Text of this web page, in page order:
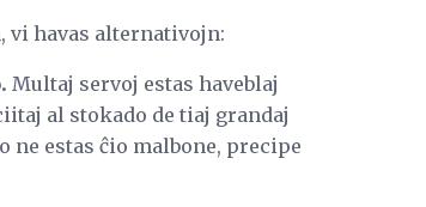
vi havas alternativojn:
Multaj servoj estas haveblaj
al stokado de tiaj grandaj
estas ĉio malbone, precipe